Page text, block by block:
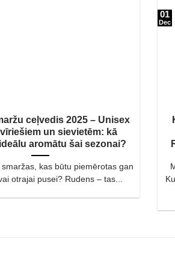
ceļvedis 2025 – Unisex
un sievietēm: kā
aromātu šai sezonai?
kas būtu piemērotas gan
otrajai pusei? Rudens – tas...
01
Dec